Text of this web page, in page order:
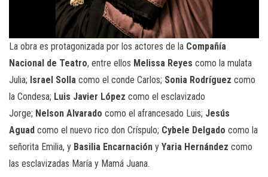
La obra es protagonizada por los actores de la Compañía
Nacional de Teatro, entre ellos Melissa Reyes como la mulata
Julia; Israel Solla como el conde Carlos; Sonia Rodríguez como
la Condesa; Luis Javier López como el esclavizado
Jorge; Nelson Alvarado como el afrancesado Luis; Jesús
Aguad como el nuevo rico don Críspulo; Cybele Delgado como la
señorita Emilia, y Basilia Encarnación y Yaria Hernández como
las esclavizadas María y Mamá Juana.